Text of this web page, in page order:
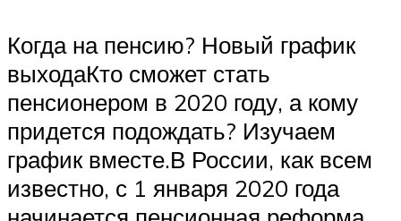
Когда на пенсию? Новый график
выходаКто сможет стать
пенсионером в 2020 году, а кому
придется подождать? Изучаем
график вместе.В России, как всем
известно, с 1 января 2020 года